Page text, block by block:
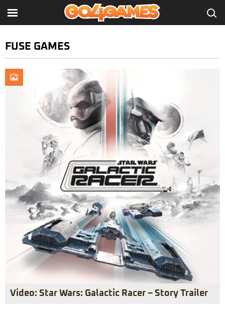
FUSE GAMES
Video: Star Wars: Galactic Racer – Story Trailer